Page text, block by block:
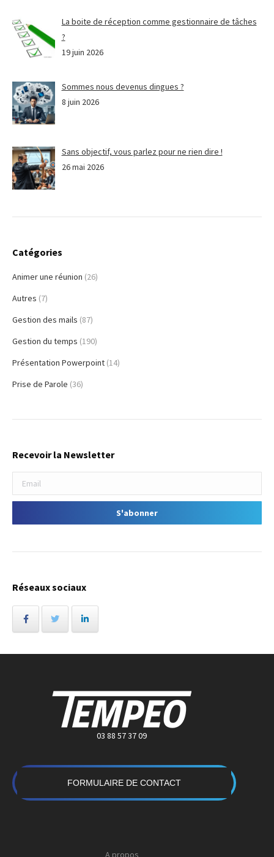
La boite de réception comme gestionnaire de tâches
?
19 juin 2026
Sommes nous devenus dingues ?
8 juin 2026
Sans objectif, vous parlez pour ne rien dire !
26 mai 2026
Catégories
Animer une réunion (26)
Autres (7)
Gestion des mails (87)
Gestion du temps (190)
Présentation Powerpoint (14)
Prise de Parole (36)
Recevoir la Newsletter
Réseaux sociaux
03 88 57 37 09
FORMULAIRE DE CONTACT
A propos